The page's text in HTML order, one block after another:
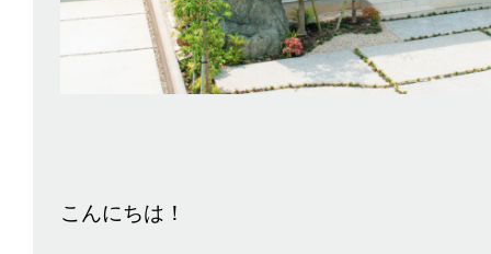
こんにちは！